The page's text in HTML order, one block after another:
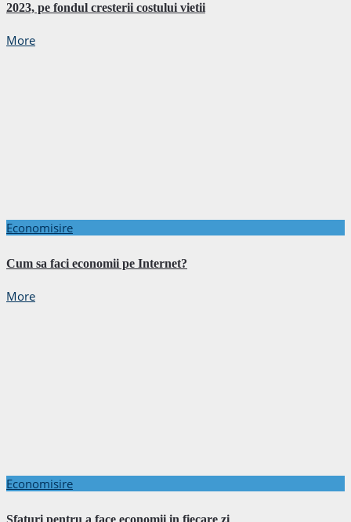
2023, pe fondul cresterii costului vietii
More
Economisire
Cum sa faci economii pe Internet?
More
Economisire
Sfaturi pentru a face economii in fiecare zi